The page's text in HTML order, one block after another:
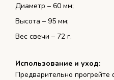
Диаметр – 60 мм;
Высота – 95 мм;
Вес свечи – 72 г.
Использование и уход:
Предварительно